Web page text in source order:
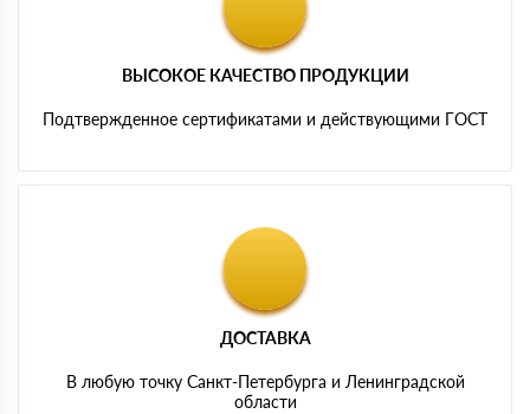
ВЫСОКОЕ КАЧЕСТВО ПРОДУКЦИИ
Подтвержденное сертификатами и действующими ГОСТ
ДОСТАВКА
В любую точку Санкт-Петербурга и Ленинградской
области